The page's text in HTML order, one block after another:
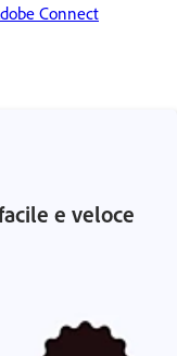
Connect
e veloce